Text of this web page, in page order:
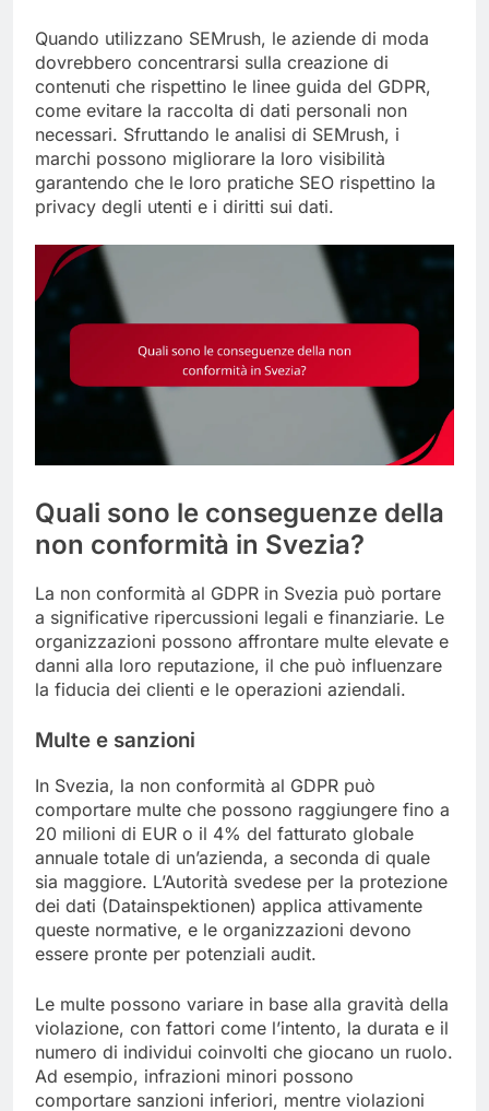
Quando utilizzano SEMrush, le aziende di moda
dovrebbero concentrarsi sulla creazione di
contenuti che rispettino le linee guida del GDPR,
come evitare la raccolta di dati personali non
necessari. Sfruttando le analisi di SEMrush, i
marchi possono migliorare la loro visibilità
garantendo che le loro pratiche SEO rispettino la
privacy degli utenti e i diritti sui dati.
Quali sono le conseguenze della
non conformità in Svezia?
La non conformità al GDPR in Svezia può portare
a significative ripercussioni legali e finanziarie. Le
organizzazioni possono affrontare multe elevate e
danni alla loro reputazione, il che può influenzare
la fiducia dei clienti e le operazioni aziendali.
Multe e sanzioni
In Svezia, la non conformità al GDPR può
comportare multe che possono raggiungere fino a
20 milioni di EUR o il 4% del fatturato globale
annuale totale di un’azienda, a seconda di quale
sia maggiore. L’Autorità svedese per la protezione
dei dati (Datainspektionen) applica attivamente
queste normative, e le organizzazioni devono
essere pronte per potenziali audit.
Le multe possono variare in base alla gravità della
violazione, con fattori come l’intento, la durata e il
numero di individui coinvolti che giocano un ruolo.
Ad esempio, infrazioni minori possono
comportare sanzioni inferiori, mentre violazioni